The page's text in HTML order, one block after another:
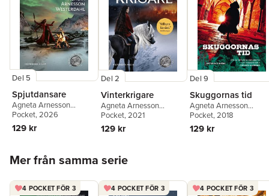
Del 5
Spjutdansare
Agneta Arnesson
Westerdahl
Pocket, 2026
129 kr
Del 2
Vinterkrigare
Agneta Arnesson
Westerdahl
Pocket, 2021
129 kr
Del 9
Skuggornas tid
Agneta Arnesson
Westerdahl
Pocket, 2018
129 kr
Mer från samma serie
4 POCKET FÖR 3 4 POCKET FÖR 3 4 POCKET FÖR 3